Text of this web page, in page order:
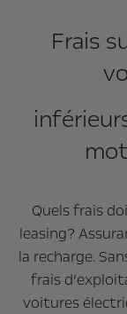
Frais
Quels frais
leasing?
la recharge.
frais
voitures